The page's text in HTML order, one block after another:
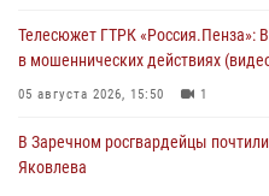
Телесюжет ГТРК «Россия.Пенза»:
в мошеннических действиях
05 августа 2026, 15:50 1
В Заречном росгвардейцы
Яковлева